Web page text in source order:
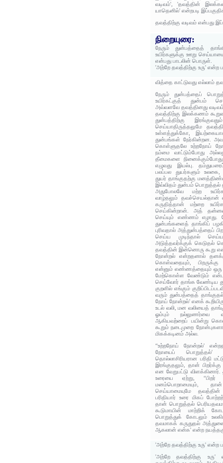
வடிவம்', 'தவத்தின்
யாதெனில்' என்றபடி
தவத்திற்கு வடிவம் என்பது
நிறையுரை:
நேரும் துன்பத்தைத்
உயிர்களுக்கு ஊறு
என்பது பாடலின் பொருள்.
'அற்றே தவத்திற்கு உரு'
வித்தை காட்டுவது எல்லாம்
நேரும் துன்பத்தைப்
உயிர்கட்குத் துன்பம்
அவ்வளவே தவத்தினது
தவத்திற்கு இலக்கணம்
துன்பத்திற்கு
செய்யாதிருத்தலுமே
உள்ளத்துக்கோ,
துன்பங்கள் நேர்கின்றன.
கொள்ளுதலே உற்றநோய்
நம்மை வாட்டும்போது
தீமைகளை
எழுவது இயல்பு.
பலப்பல துயர்களும்
துயர் தாங்குதற்கு
இவ்விதம் துன்பம் பொறுத்தல்
அதுபோலவே மற்ற
வாழ்தலும் தவச்செயல்தான்
கருதித்தான் மற்றை
செய்கின்றான். அத்
செய்யும் எண்ணம் எழாது.
துன்பங்களைத் தாங்கிப்
புரிவதால் அத்துன்பத்தைப்
செய்ய முடிந்தால்
அடுத்தவர்க்குக் கெடுதல்
தவத்தின் இன்னொரு கூறு
நோன்றல் என்றதனால்
கொள்வதையும்,
என்னும் எண்ணத்தையும் ஒரு
மேற்கொள்ள வேண்டும்
செய்வோர் தாங்க வேண்டிய
குறளில் எங்கும்
வரும் துன்பத்தைத்
நோய் நோன்றல்' எனக்
உடல் வலி, மன வலியைத்
ஓம்பும் நல்லுணர்வை
ஆகியவற்றைப் பயின்று
கூறும் நடைமுறை
மிகக்கடினம் அல்ல.
“உற்றநோய்‌ நோன்றல்'
நோயைப்‌
தொல்லாசிரியரான பரிதி‌
இரங்‌குதலும்‌, தான்‌
என வேறுபட்டு
உரையை ஏற்று, “பிறர்‌
மனம்பொறாமையும்‌,
செய்யாமையுமே
பரிதியார்‌ உரை மிகப்‌
தான்‌ பொறுத்தல்‌
கூடுமாயின்‌ மாற்றிக்‌
பொறுத்துக்‌ கோடலும்‌
தவமாகக்‌ கருதுதல்‌
ஆகலான்‌ என்க' என்ற நயத்தகு
'அற்றே தவத்திற்கு உரு'
'அற்றே தவத்திற்கு